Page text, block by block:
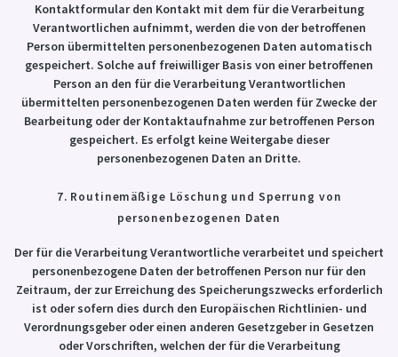
Kontaktformular den Kontakt mit dem für die Verarbeitung
Verantwortlichen aufnimmt, werden die von der betroffenen
Person übermittelten personenbezogenen Daten automatisch
gespeichert. Solche auf freiwilliger Basis von einer betroffenen
Person an den für die Verarbeitung Verantwortlichen
übermittelten personenbezogenen Daten werden für Zwecke der
Bearbeitung oder der Kontaktaufnahme zur betroffenen Person
gespeichert. Es erfolgt keine Weitergabe dieser
personenbezogenen Daten an Dritte.
7. Routinemäßige Löschung und Sperrung von
personenbezogenen Daten
Der für die Verarbeitung Verantwortliche verarbeitet und speichert
personenbezogene Daten der betroffenen Person nur für den
Zeitraum, der zur Erreichung des Speicherungszwecks erforderlich
ist oder sofern dies durch den Europäischen Richtlinien- und
Verordnungsgeber oder einen anderen Gesetzgeber in Gesetzen
oder Vorschriften, welchen der für die Verarbeitung